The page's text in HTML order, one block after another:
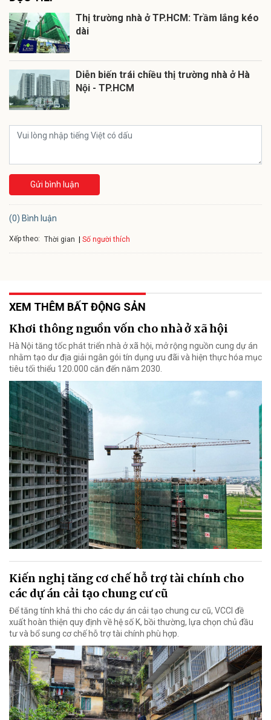
Thị trường nhà ở TP.HCM: Trầm lắng kéo
dài
Diễn biến trái chiều thị trường nhà ở Hà
Nội - TP.HCM
Gửi bình luận
(0) Bình luận
Xếp theo: Thời gian Số người thích
XEM THÊM BẤT ĐỘNG SẢN
Khơi thông nguồn vốn cho nhà ở xã hội
Hà Nội tăng tốc phát triển nhà ở xã hội, mở rộng nguồn cung dự án
nhằm tạo dư địa giải ngân gói tín dụng ưu đãi và hiện thực hóa mục
tiêu tối thiểu 120.000 căn đến năm 2030.
Kiến nghị tăng cơ chế hỗ trợ tài chính cho
các dự án cải tạo chung cư cũ
Để tăng tính khả thi cho các dự án cải tạo chung cư cũ, VCCI đề
xuất hoàn thiện quy định về hệ số K, bồi thường, lựa chọn chủ đầu
tư và bổ sung cơ chế hỗ trợ tài chính phù hợp.